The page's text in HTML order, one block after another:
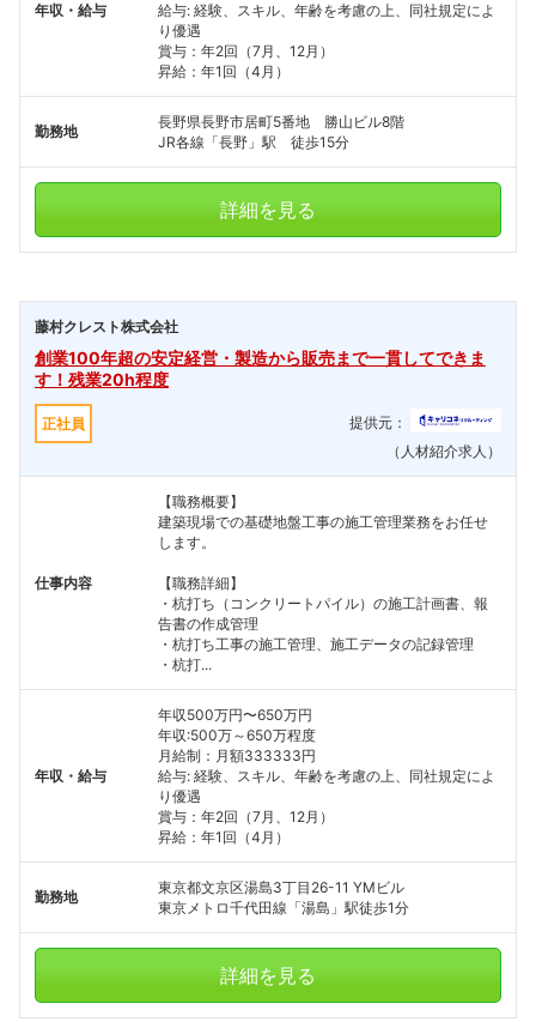
年収・給与
給与: 経験、スキル、年齢を考慮の上、同社規定によ
り優遇
賞与：年2回（7月、12月）
昇給：年1回（4月）
勤務地
長野県長野市居町5番地 勝山ビル8階
JR各線「長野」駅 徒歩15分
詳細を見る
藤村クレスト株式会社
創業100年超の安定経営・製造から販売まで一貫してできま
す！残業20h程度
正社員
提供元：
（人材紹介求人）
仕事内容
【職務概要】
建築現場での基礎地盤工事の施工管理業務をお任せ
します。
【職務詳細】
・杭打ち（コンクリートパイル）の施工計画書、報
告書の作成管理
・杭打ち工事の施工管理、施工データの記録管理
・杭打...
年収・給与
年収500万円〜650万円
年収:500万～650万程度
月給制：月額333333円
給与: 経験、スキル、年齢を考慮の上、同社規定によ
り優遇
賞与：年2回（7月、12月）
昇給：年1回（4月）
勤務地
東京都文京区湯島3丁目26-11 YMビル
東京メトロ千代田線「湯島」駅徒歩1分
詳細を見る